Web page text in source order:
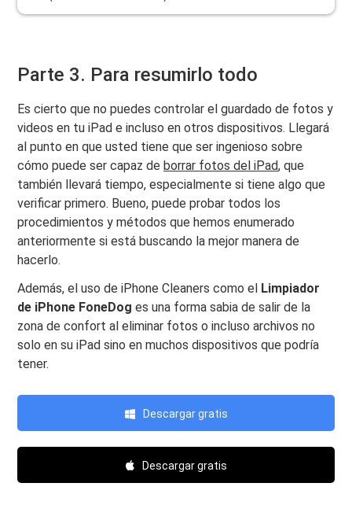
Parte 3. Para resumirlo todo
Es cierto que no puedes controlar el guardado de fotos y
videos en tu iPad e incluso en otros dispositivos. Llegará
al punto en que usted tiene que ser ingenioso sobre
cómo puede ser capaz deborrar fotos del iPad, que
también llevará tiempo, especialmente si tiene algo que
verificar primero. Bueno, puede probar todos los
procedimientos y métodos que hemos enumerado
anteriormente si está buscando la mejor manera de
hacerlo.
Además, el uso de iPhone Cleaners como el Limpiador
de iPhone FoneDog es una forma sabia de salir de la
zona de confort al eliminar fotos o incluso archivos no
solo en su iPad sino en muchos dispositivos que podría
tener.
Descargar gratis
Descargar gratis